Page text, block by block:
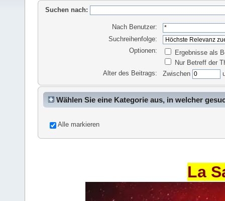
Suchen nach:
Nach Benutzer:
Suchreihenfolge:
Optionen:
Ergebnisse als
Nur Betreff der
Alter des Beitrags:
Zwischen
Wählen Sie eine Kategorie aus, in welcher
Alle markieren
La